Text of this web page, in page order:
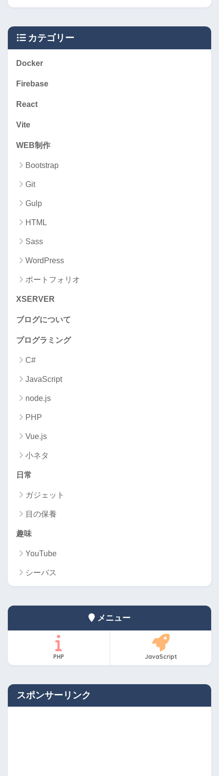
カテゴリー
Docker
Firebase
React
Vite
WEB制作
Bootstrap
Git
Gulp
HTML
Sass
WordPress
ポートフォリオ
XSERVER
ブログについて
プログラミング
C#
JavaScript
node.js
PHP
Vue.js
小ネタ
日常
ガジェット
目の保養
趣味
YouTube
シーバス
メニュー
PHP JavaScript
スポンサーリンク